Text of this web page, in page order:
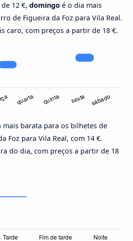
12 €, domingo é o dia mais
de Figueira da Foz para Vila Real.
caro, com preços a partir de 18 €.
mais barata para os bilhetes de
Foz para Vila Real, com 14 €.
do dia, com preços a partir de 18